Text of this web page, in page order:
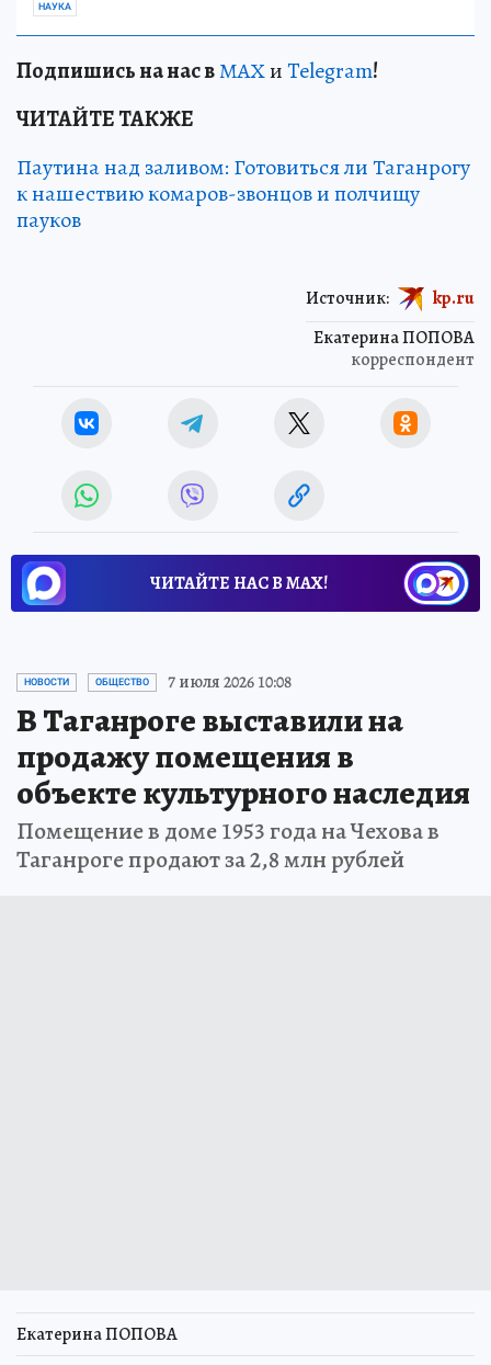
НАУКА
Подпишись на нас вМАХиTelegram!
ЧИТАЙТЕ ТАКЖЕ
Паутина над заливом: Готовиться ли Таганрогу
к нашествию комаров-звонцов и полчищу
пауков
Екатерина ПОПОВА
корреспондент
Источник: kp.ru
ЧИТАЙТЕ НАС В МАХ!
НОВОСТИ ОБЩЕСТВО 7 июля 2026 10:08
В Таганроге выставили на
продажу помещения в
объекте культурного наследия
Помещение в доме 1953 года на Чехова в
Таганроге продают за 2,8 млн рублей
Екатерина ПОПОВА